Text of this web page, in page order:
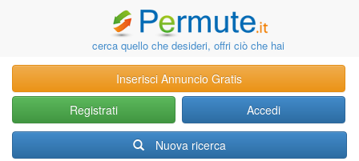
cerca quello che desideri, offri ciò che hai
Inserisci Annuncio Gratis
Registrati
Accedi
Nuova ricerca